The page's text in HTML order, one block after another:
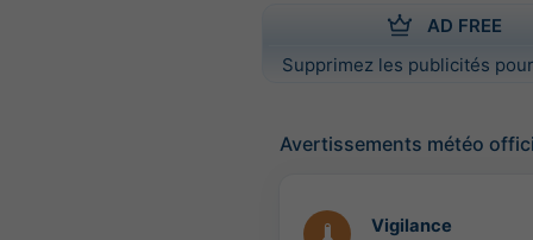
AD FREE
Supprimez les publicités
Avertissements météo
Vigilance